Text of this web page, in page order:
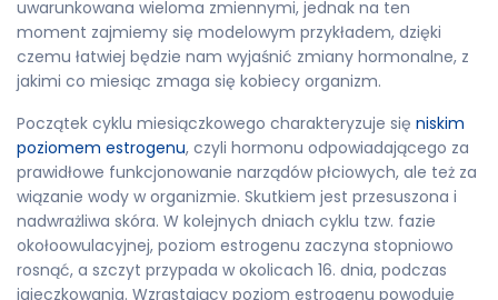
uwarunkowana wieloma zmiennymi, jednak na ten
moment zajmiemy się modelowym przykładem, dzięki
czemu łatwiej będzie nam wyjaśnić zmiany hormonalne, z
jakimi co miesiąc zmaga się kobiecy organizm.
Początek cyklu miesiączkowego charakteryzuje się niskim
poziomem estrogenu, czyli hormonu odpowiadającego za
prawidłowe funkcjonowanie narządów płciowych, ale też za
wiązanie wody w organizmie. Skutkiem jest przesuszona i
nadwrażliwa skóra. W kolejnych dniach cyklu tzw. fazie
okołoowulacyjnej, poziom estrogenu zaczyna stopniowo
rosnąć, a szczyt przypada w okolicach 16. dnia, podczas
jajeczkowania. Wzrastający poziom estrogenu powoduje